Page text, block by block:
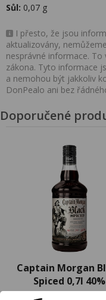
Sůl: 0,07 g
I přesto, že jsou
aktualizovány,
nesprávné informace. To
zákona. Tyto informace
a nemohou být jakkoliv
DonPealo ani bez
Doporučené
Captain Morgan
Spiced 0,7l 40%